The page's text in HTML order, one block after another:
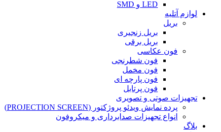
LED و SMD
لوازم آتلیه
بریل
بریل زنجیری
بریل برقی
فون عکاسی
فون شطرنجی
فون مخمل
فون پارچه ای
فون پرتابل
تجهیزات صوتی و تصویری
پرده نمایش ویدئو پروژکتور (PROJECTION SCREEN)
انواع تجهیزات صدابرداری و میکروفون
بلاگ